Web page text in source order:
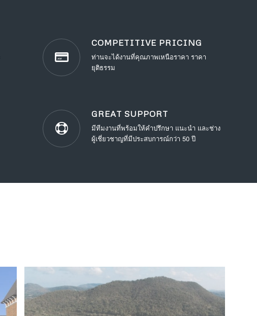
COMPETITIVE PRICING
ท่านจะได้งานที่คุณภาพเหนือราคา ราคา
ยุติธรรม
GREAT SUPPORT
มีทีมงานที่พร้อมให้คำปรึกษา แนะนำ และช่าง
ผู้เชี่ยวชาญที่มีประสบการณ์กว่า 50 ปี